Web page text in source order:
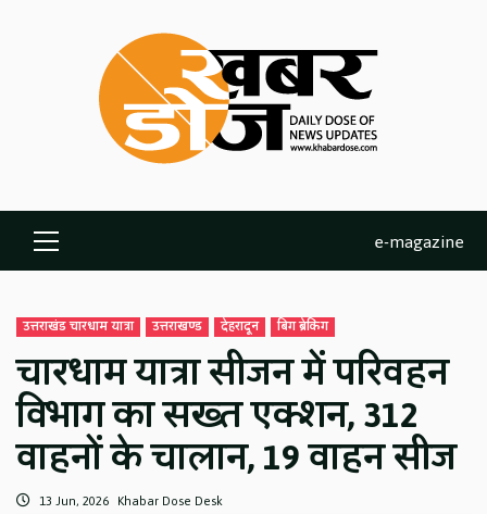
Primary
Menu
e-magazine
उत्तराखंड चारधाम यात्रा उत्तराखण्ड देहरादून बिग ब्रेकिंग
चारधाम यात्रा सीजन में परिवहन
विभाग का सख्त एक्शन, 312
वाहनों के चालान, 19 वाहन सीज
13 Jun, 2026 Khabar Dose Desk